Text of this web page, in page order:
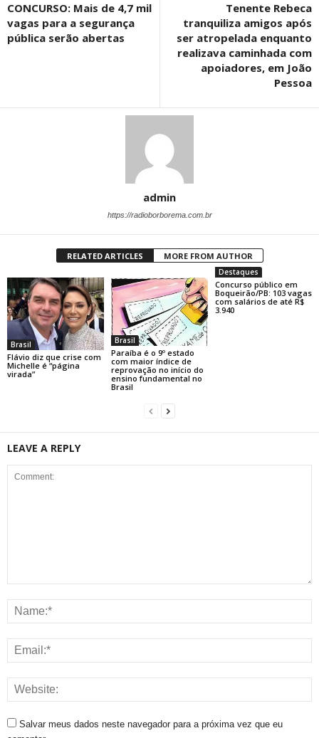
CONCURSO: Mais de 4,7 mil
vagas para a segurança
pública serão abertas
Tenente Rebeca
tranquiliza amigos após
ser atropelada enquanto
realizava caminhada com
apoiadores, em João
Pessoa
admin
https://radioborborema.com.br
RELATED ARTICLES MORE FROM AUTHOR
Brasil
Flávio diz que crise com
Michelle é “página
virada”
Brasil
Paraíba é o 9º estado
com maior índice de
reprovação no início do
ensino fundamental no
Brasil
Destaques
Concurso público em
Boqueirão/PB: 103 vagas
com salários de até R$
3.940
LEAVE A REPLY
Salvar meus dados neste navegador para a próxima vez que eu